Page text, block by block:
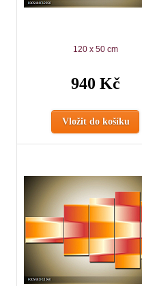
120 x 50 cm
940 Kč
Vložit do košíku